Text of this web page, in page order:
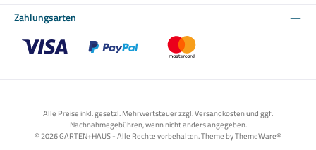
Zahlungsarten
Alle Preise inkl. gesetzl. Mehrwertsteuer zzgl. Versandkosten und ggf.
Nachnahmegebühren, wenn nicht anders angegeben.
© 2026 GARTEN+HAUS - Alle Rechte vorbehalten. Theme byThemeWare®